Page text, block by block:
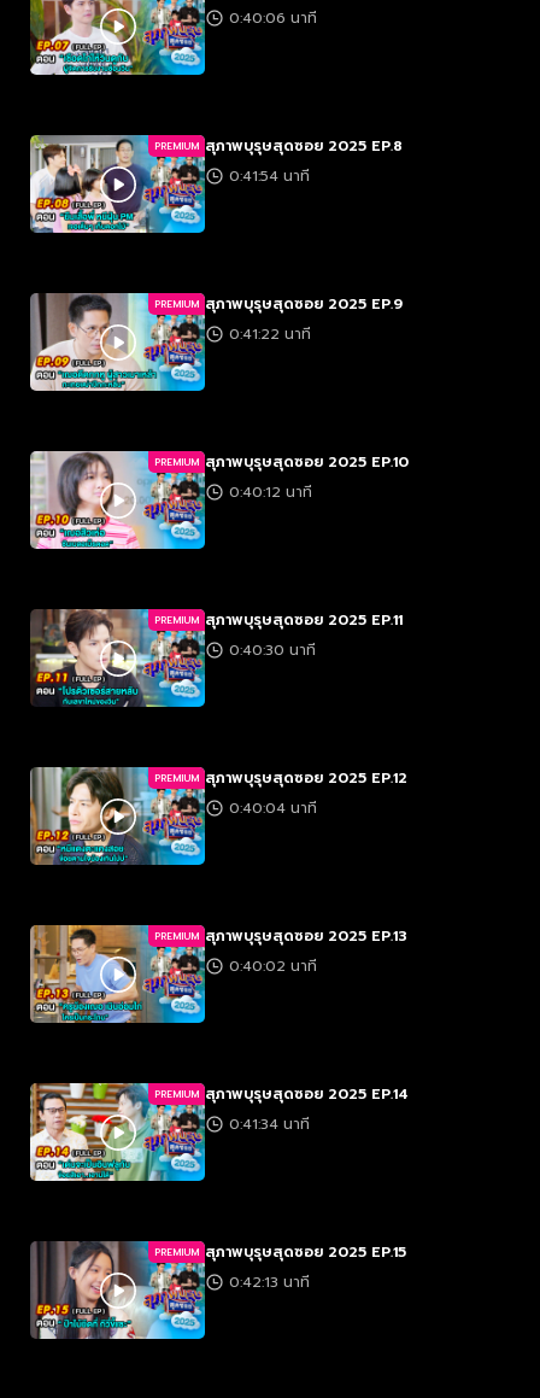
0:40:06 นาที
PREMIUM สุภาพบุรุษสุดซอย 2025 EP.8
0:41:54 นาที
PREMIUM สุภาพบุรุษสุดซอย 2025 EP.9
0:41:22 นาที
PREMIUM สุภาพบุรุษสุดซอย 2025 EP.10
0:40:12 นาที
PREMIUM สุภาพบุรุษสุดซอย 2025 EP.11
0:40:30 นาที
PREMIUM สุภาพบุรุษสุดซอย 2025 EP.12
0:40:04 นาที
PREMIUM สุภาพบุรุษสุดซอย 2025 EP.13
0:40:02 นาที
PREMIUM สุภาพบุรุษสุดซอย 2025 EP.14
0:41:34 นาที
PREMIUM สุภาพบุรุษสุดซอย 2025 EP.15
0:42:13 นาที